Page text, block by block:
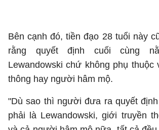
Bên cạnh đó, tiền đạo 28 tuổi này
rằng quyết định cuối cùng
Lewandowski chứ không phụ thuộc
thông hay người hâm mộ.
"Dù sao thì người đưa ra quyết
phải là Lewandowski, giới truyền